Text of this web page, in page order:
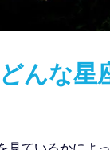
んな星